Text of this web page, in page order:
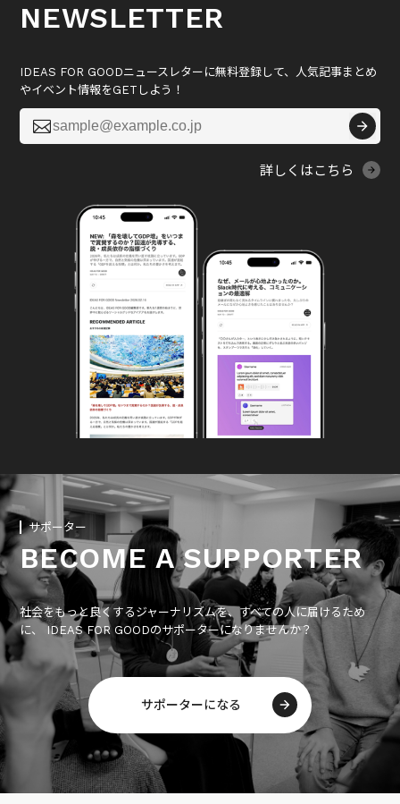
NEWSLETTER
IDEAS FOR GOODニュースレターに無料登録して、人気記事まとめ
やイベント情報をGETしよう！

詳しくはこちら
サポーター
BECOME A SUPPORTER
社会をもっと良くするジャーナリズムを、すべての人に届けるため
に、 IDEAS FOR GOODのサポーターになりませんか？
サポーターになる